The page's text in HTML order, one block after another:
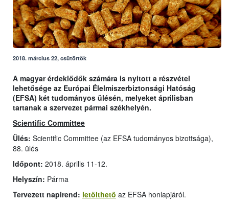
2018. március 22, csütörtök
A magyar érdeklődők számára is nyitott a részvétel
lehetősége az Európai Élelmiszerbiztonsági Hatóság
(EFSA) két tudományos ülésén, melyeket áprilisban
tartanak a szervezet pármai székhelyén.
Scientific Committee
Ülés: Scientific Committee (az EFSA tudományos bizottsága),
88. ülés
Időpont: 2018. április 11-12.
Helyszín: Párma
Tervezett napirend: letölthető az EFSA honlapjáról.